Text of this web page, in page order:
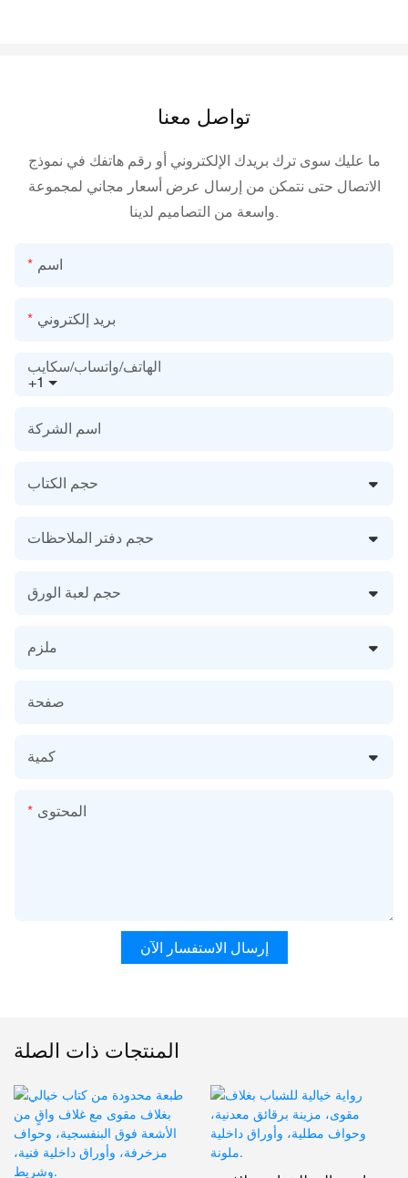
تواصل معنا
ما عليك سوى ترك بريدك الإلكتروني أو رقم هاتفك في نموذج
الاتصال حتى نتمكن من إرسال عرض أسعار مجاني لمجموعة
اسم
بريد إلكتروني
+1
الهاتف/واتساب/سكايب
اسم الشركة
حجم الكتاب
حجم دفتر الملاحظات
حجم لعبة الورق
ملزم
صفحة
كمية
المحتوى
إرسال الاستفسار الآن
المنتجات ذات الصلة